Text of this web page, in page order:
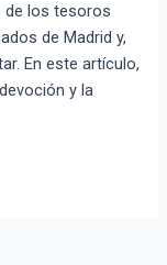
de los tesoros
de Madrid y,
En este artículo,
y la